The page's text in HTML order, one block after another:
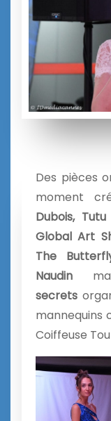
Des pièces
moment
Dubois,
Global Art
The
Naudin
secrets
mannequins
Coiffeuse